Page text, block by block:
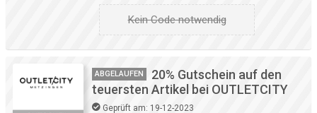
Kein Code notwendig
ABGELAUFEN
20% Gutschein auf den
teuersten Artikel bei OUTLETCITY
Geprüft am: 19-12-2023